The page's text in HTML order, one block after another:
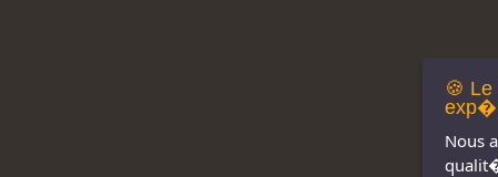
🍪
Nous